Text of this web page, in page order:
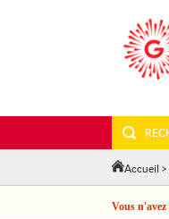
Accueil >
Vous n'avez